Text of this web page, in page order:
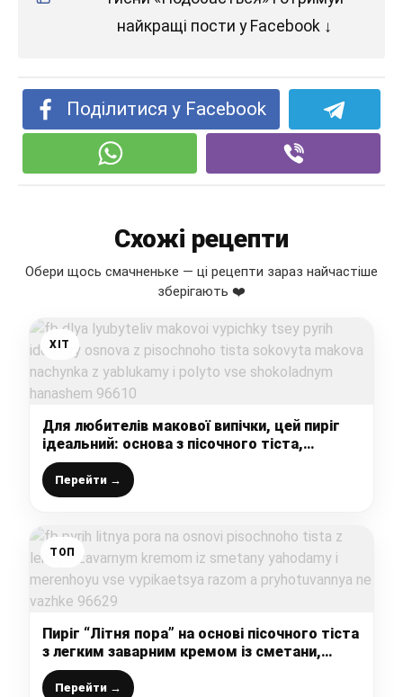
найкращі пости у Facebook ↓
Поділитися у Facebook
Схожі рецепти
Обери щось смачненьке — ці рецепти зараз найчастіше
зберігають ❤️
ХІТ
Для любителів макової випічки, цей пиріг
ідеальний: основа з пісочного тіста,
соковита макова начинка з яблуками і
полито все шоколадним ганашем
Перейти →
ТОП
Пиріг “Літня пора” на основі пісочного тіста
з легким заварним кремом із сметани,
ягодами і меренгою – все випікається
разом, а приготування не важке
Перейти →